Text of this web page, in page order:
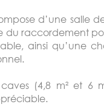
d’une
du raccordement
ainsi qu’une
caves (4,8 m² et